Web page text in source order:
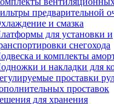
предварительной
и смазка
для установки и
снегохода
и комплекты
и накладки для
проставки
проставок
для хранения